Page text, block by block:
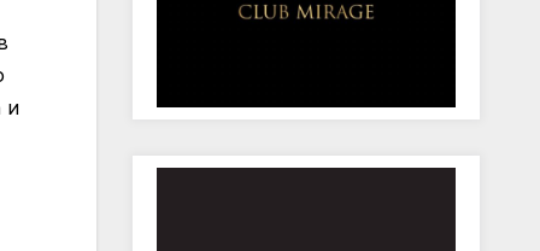
и